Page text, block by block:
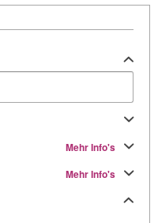
Mehr Info's
Mehr Info's